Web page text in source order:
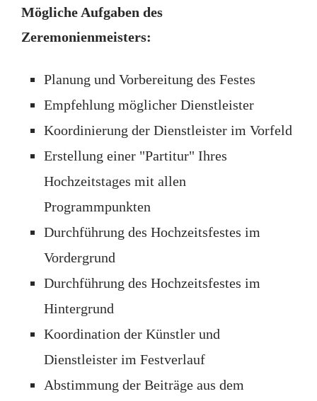
Mögliche Aufgaben des
Zeremonienmeisters:
Planung und Vorbereitung des Festes
Empfehlung möglicher Dienstleister
Koordinierung der Dienstleister im Vorfeld
Erstellung einer "Partitur" Ihres
Hochzeitstages mit allen
Programmpunkten
Durchführung des Hochzeitsfestes im
Vordergrund
Durchführung des Hochzeitsfestes im
Hintergrund
Koordination der Künstler und
Dienstleister im Festverlauf
Abstimmung der Beiträge aus dem